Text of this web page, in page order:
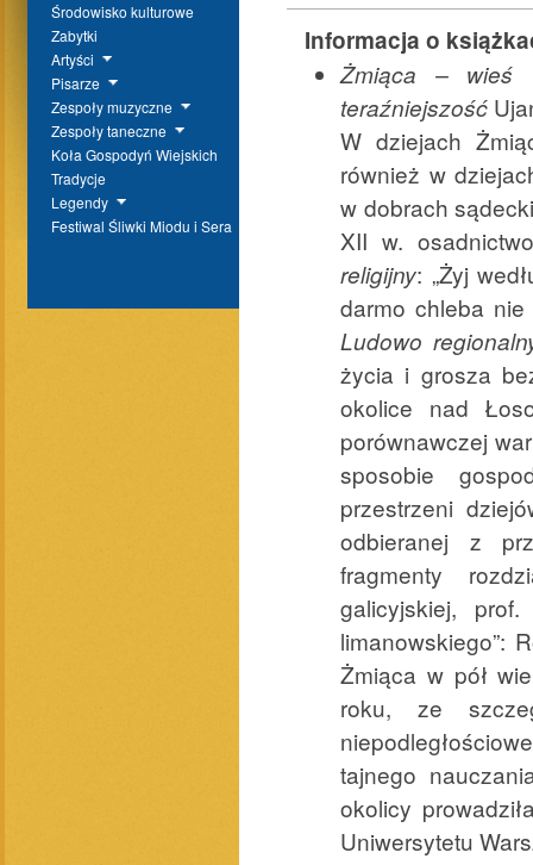
Środowisko kulturowe
Zabytki
Artyści
Pisarze
Zespoły muzyczne
Zespoły taneczne
Koła Gospodyń Wiejskich
Tradycje
Legendy
Festiwal Śliwki Miodu i Sera
Informacja o
Żmiąca – wieś
teraźniejszość
W dziejach
również w
w dobrach
XII w.
religijny: „Żyj
darmo chleba nie
Ludowo
życia i grosza
okolice nad
porównawczej
sposobie
przestrzeni
odbieranej z
fragmenty
galicyjskiej,
limanowskiego”:
Żmiąca w pół
roku, ze
tajnego
okolicy
Uniwersytetu